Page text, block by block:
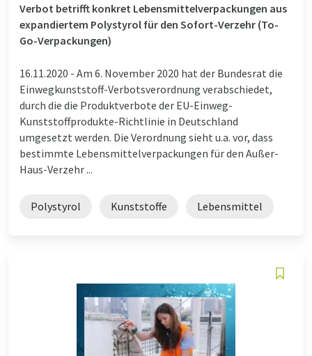
Verbot betrifft konkret Lebensmittelverpackungen aus
expandiertem Polystyrol für den Sofort-Verzehr (To-
Go-Verpackungen)
16.11.2020 - Am 6. November 2020 hat der Bundesrat die
Einwegkunststoff-Verbotsverordnung verabschiedet,
durch die die Produktverbote der EU-Einweg-
Kunststoffprodukte-Richtlinie in Deutschland
umgesetzt werden. Die Verordnung sieht u.a. vor, dass
bestimmte Lebensmittelverpackungen für den Außer-
Haus-Verzehr ...
Polystyrol Kunststoffe Lebensmittel